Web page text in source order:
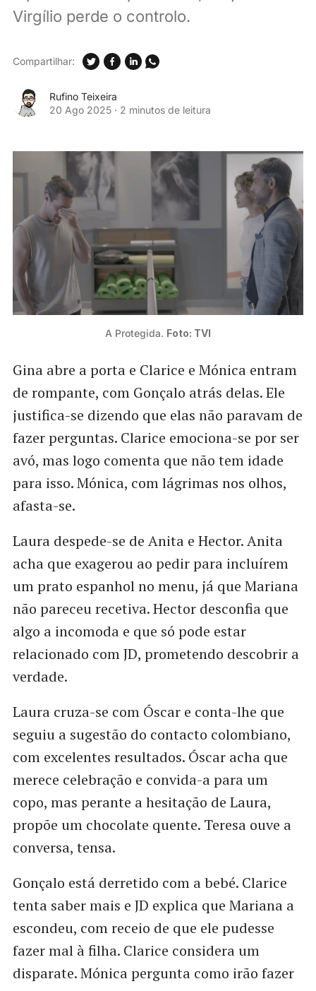
Virgílio perde o controlo.
Rufino Teixeira
20 Ago 2025 · 2 minutos de leitura
Compartilhar:
A Protegida. Foto: TVI
Gina abre a porta e Clarice e Mónica entram
de rompante, com Gonçalo atrás delas. Ele
justifica-se dizendo que elas não paravam de
fazer perguntas. Clarice emociona-se por ser
avó, mas logo comenta que não tem idade
para isso. Mónica, com lágrimas nos olhos,
afasta-se.
Laura despede-se de Anita e Hector. Anita
acha que exagerou ao pedir para incluírem
um prato espanhol no menu, já que Mariana
não pareceu recetiva. Hector desconfia que
algo a incomoda e que só pode estar
relacionado com JD, prometendo descobrir a
verdade.
Laura cruza-se com Óscar e conta-lhe que
seguiu a sugestão do contacto colombiano,
com excelentes resultados. Óscar acha que
merece celebração e convida-a para um
copo, mas perante a hesitação de Laura,
propõe um chocolate quente. Teresa ouve a
conversa, tensa.
Gonçalo está derretido com a bebé. Clarice
tenta saber mais e JD explica que Mariana a
escondeu, com receio de que ele pudesse
fazer mal à filha. Clarice considera um
disparate. Mónica pergunta como irão fazer